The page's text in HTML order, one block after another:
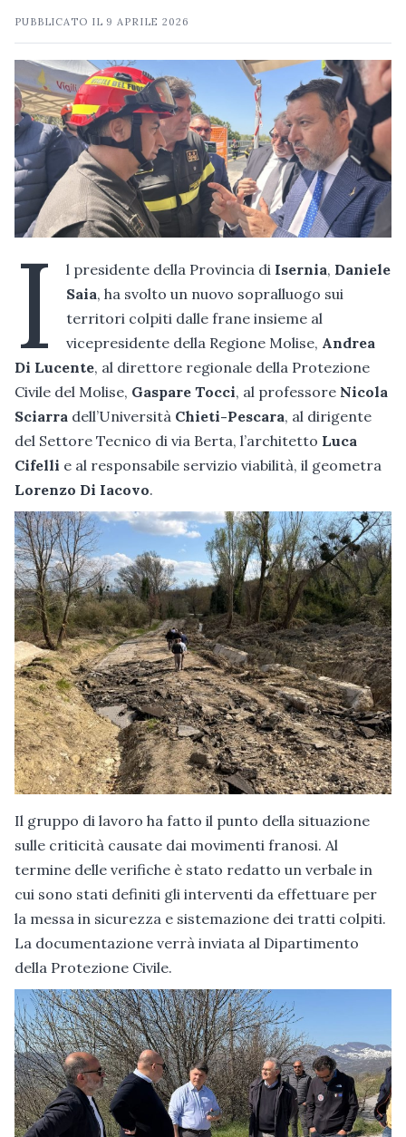
PUBBLICATO IL 9 APRILE 2026
I l presidente della Provincia di Isernia, Daniele
Saia, ha svolto un nuovo sopralluogo sui
territori colpiti dalle frane insieme al
vicepresidente della Regione Molise, Andrea
Di Lucente, al direttore regionale della Protezione
Civile del Molise, Gaspare Tocci, al professore Nicola
Sciarra dell’Università Chieti-Pescara, al dirigente
del Settore Tecnico di via Berta, l’architetto Luca
Cifelli e al responsabile servizio viabilità, il geometra
Lorenzo Di Iacovo.
Il gruppo di lavoro ha fatto il punto della situazione
sulle criticità causate dai movimenti franosi. Al
termine delle verifiche è stato redatto un verbale in
cui sono stati definiti gli interventi da effettuare per
la messa in sicurezza e sistemazione dei tratti colpiti.
La documentazione verrà inviata al Dipartimento
della Protezione Civile.